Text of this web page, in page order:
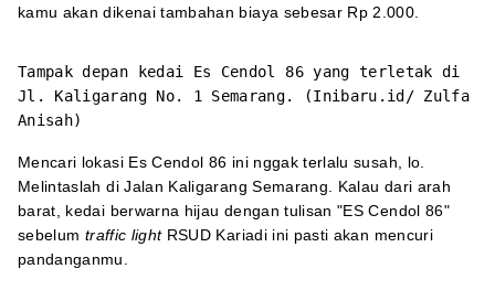
kamu akan dikenai tambahan biaya sebesar Rp 2.000.
Tampak depan kedai Es Cendol 86 yang terletak di
Jl. Kaligarang No. 1 Semarang. (Inibaru.id/ Zulfa
Anisah)
Mencari lokasi Es Cendol 86 ini nggak terlalu susah, lo.
Melintaslah di Jalan Kaligarang Semarang. Kalau dari arah
barat, kedai berwarna hijau dengan tulisan "ES Cendol 86"
sebelum traffic light RSUD Kariadi ini pasti akan mencuri
pandanganmu.